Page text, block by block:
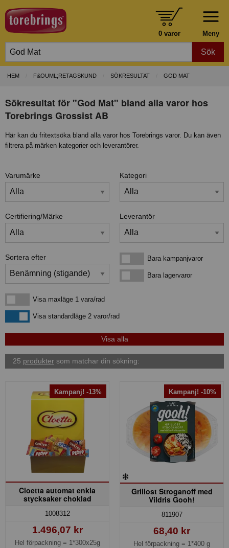
Meny
0 varor
Sök
HEM F&OUML;RETAGSKUND SÖKRESULTAT GOD MAT
Sökresultat för "God Mat" bland alla varor hos
Torebrings Grossist AB
Här kan du fritextsöka bland alla varor hos Torebrings varor. Du kan även
filtrera på märken kategorier och leverantörer.
Varumärke Kategori
Certifiering/Märke Leverantör
Sortera efter Bara kampanjvarorBara kampanjvaror
Bara lagervarorBara lagervaror
Visa maxläge 1 vara/rad
Visa maxläge 1 vara/rad
Visa standardlägeVisa standardläge 2 varor/rad
25 produkter som matchar din sökning:
Kampanj! -13%
Cloetta automat enkla
stycksaker choklad
1008312
1.496,07 kr
Hel förpackning = 1*300x25g
Kampanj! -10%
Grillost Stroganoff med
Vildris Gooh!
811907
68,40 kr
Hel förpackning = 1*400 g